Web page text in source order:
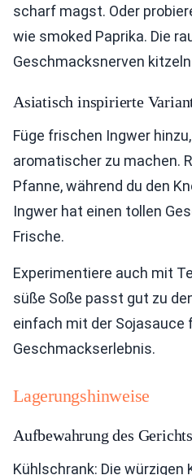
scharf magst. Oder
wie smoked Paprika. Die
Geschmacksnerven
Asiatisch inspirierte
Füge frischen Ingwer
aromatischer zu machen.
Pfanne, während du den
Ingwer hat einen tollen
Frische.
Experimentiere auch mit
süße Soße passt gut zu
einfach mit der Sojasauce
Geschmackserlebnis.
Lagerungshinweise
Aufbewahrung des Gerichts
Kühlschrank: Die würzigen